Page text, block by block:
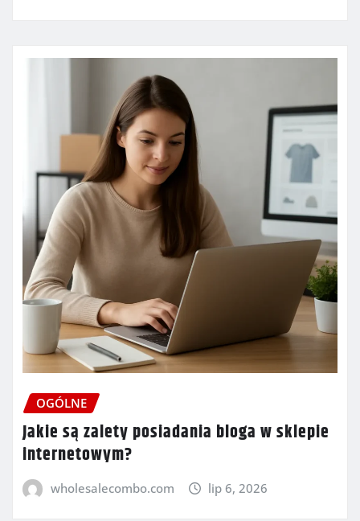
OGÓLNE
Jakie są zalety posiadania bloga w sklepie
internetowym?
wholesalecombo.com lip 6, 2026